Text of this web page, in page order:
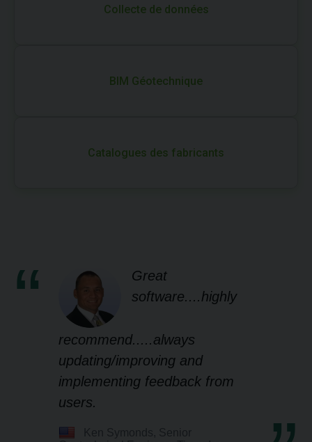
Collecte de données
BIM Géotechnique
Catalogues des fabricants
Great
software....highly
recommend.....always
updating/improving and
implementing feedback from
users.